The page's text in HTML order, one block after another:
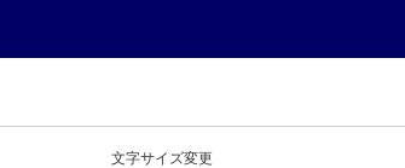
文字サイズ変更